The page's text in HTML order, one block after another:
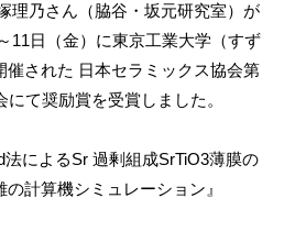
理乃さん（脇谷・坂元研究室）が
11日（金）に東京工業大学（すず
催された 日本セラミックス協会第
て奨励賞を受賞しました。
によるSr 過剰組成SrTiO3薄膜の
計算機シミュレーション』